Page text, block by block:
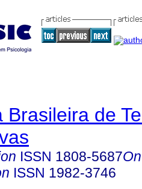
Brasileira de
ISSN 1808-5687
ISSN 1982-3746